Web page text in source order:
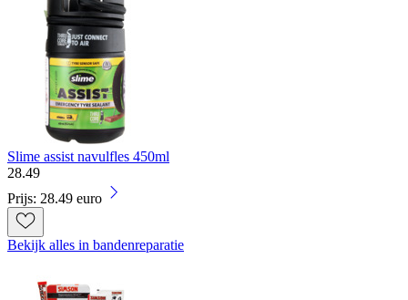
Slime assist navulfles 450ml
28.49
Prijs: 28.49 euro
Bekijk alles in bandenreparatie